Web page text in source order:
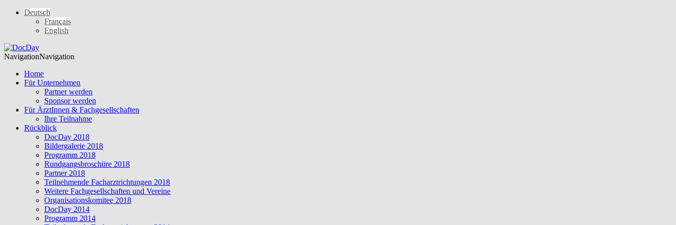
Deutsch
Français
English
NavigationNavigation
Home
Für Unternehmen
Partner werden
Sponsor werden
Für ÄrztInnen & Fachgesellschaften
Ihre Teilnahme
Rückblick
DocDay 2018
Bildergalerie 2018
Programm 2018
Rundgangsbroschüre 2018
Partner 2018
Teilnehmende Facharztrichtungen 2018
Weitere Fachgesellschaften und Vereine
Organisationskomitee 2018
DocDay 2014
Programm 2014